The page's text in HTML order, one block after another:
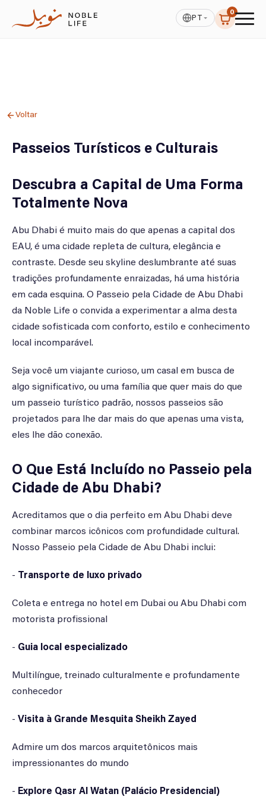
PT
0
Voltar
Passeios Turísticos e Culturais
Descubra a Capital de Uma Forma
Totalmente Nova
Abu Dhabi é muito mais do que apenas a capital dos
EAU, é uma cidade repleta de cultura, elegância e
contraste. Desde seu skyline deslumbrante até suas
tradições profundamente enraizadas, há uma história
em cada esquina. O Passeio pela Cidade de Abu Dhabi
da Noble Life o convida a experimentar a alma desta
cidade sofisticada com conforto, estilo e conhecimento
local incomparável.
Seja você um viajante curioso, um casal em busca de
algo significativo, ou uma família que quer mais do que
um passeio turístico padrão, nossos passeios são
projetados para lhe dar mais do que apenas uma vista,
eles lhe dão conexão.
O Que Está Incluído no Passeio pela
Cidade de Abu Dhabi?
Acreditamos que o dia perfeito em Abu Dhabi deve
combinar marcos icônicos com profundidade cultural.
Nosso Passeio pela Cidade de Abu Dhabi inclui:
- Transporte de luxo privado
Coleta e entrega no hotel em Dubai ou Abu Dhabi com
motorista profissional
- Guia local especializado
Multilíngue, treinado culturalmente e profundamente
conhecedor
- Visita à Grande Mesquita Sheikh Zayed
Admire um dos marcos arquitetônicos mais
impressionantes do mundo
- Explore Qasr Al Watan (Palácio Presidencial)